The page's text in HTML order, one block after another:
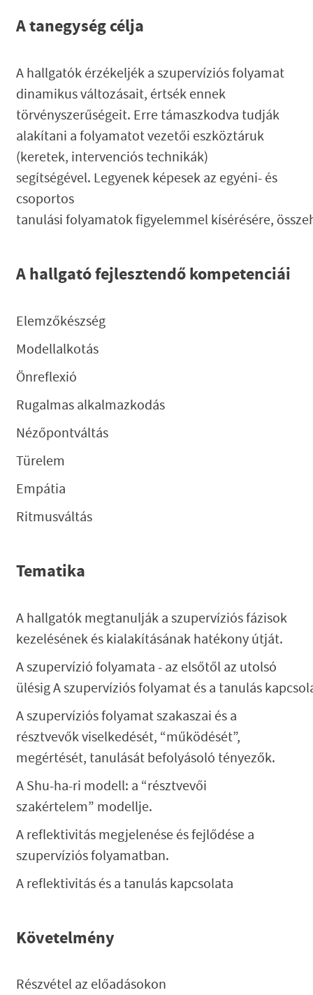
A tanegység célja
A hallgatók érzékeljék a szupervíziós folyamat
dinamikus változásait, értsék ennek
törvényszerűségeit. Erre támaszkodva tudják
alakítani a folyamatot vezetői eszköztáruk
(keretek, intervenciós technikák)
segítségével. Legyenek képesek az egyéni- és
csoportos
tanulási folyamatok figyelemmel kísérésére,
A hallgató fejlesztendő kompetenciái
Elemzőkészség
Modellalkotás
Önreflexió
Rugalmas alkalmazkodás
Nézőpontváltás
Türelem
Empátia
Ritmusváltás
Tematika
A hallgatók megtanulják a szupervíziós fázisok
kezelésének és kialakításának hatékony útját.
A szupervízió folyamata - az elsőtől az utolsó
ülésig A szupervíziós folyamat és a tanulás
A szupervíziós folyamat szakaszai és a
résztvevők viselkedését, “működését”,
megértését, tanulását befolyásoló tényezők.
A Shu-ha-ri modell: a “résztvevői
szakértelem” modellje.
A reflektivitás megjelenése és fejlődése a
szupervíziós folyamatban.
A reflektivitás és a tanulás kapcsolata
Követelmény
Részvétel az előadásokon